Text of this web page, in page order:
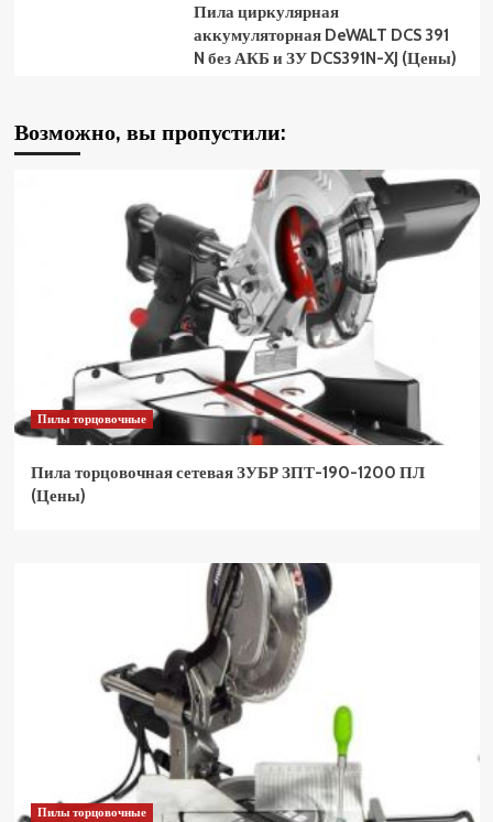
Пила циркулярная
аккумуляторная DeWALT DCS 391
N без АКБ и ЗУ DCS391N-XJ (Цены)
Возможно, вы пропустили:
Пилы торцовочные
Пила торцовочная сетевая ЗУБР ЗПТ-190-1200 ПЛ
(Цены)
Пилы торцовочные